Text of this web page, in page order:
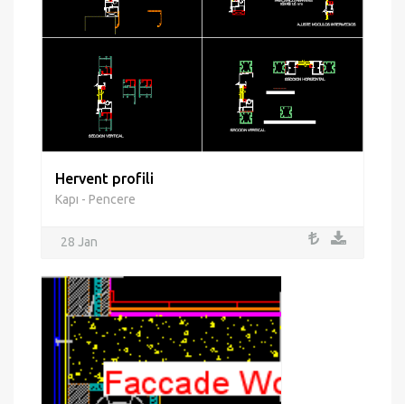
Hervent profili
Kapı - Pencere
28 Jan